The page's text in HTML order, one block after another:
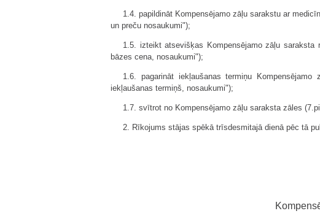
1.4. papildināt Kompensējamo zāļu sarakstu ar
un preču nosaukumi");
1.5. izteikt atsevišķas Kompensējamo zāļu saraksta
bāzes cena, nosaukumi");
1.6. pagarināt iekļaušanas termiņu
iekļaušanas termiņš, nosaukumi");
1.7. svītrot no Kompensējamo zāļu saraksta zāles
2. Rīkojums stājas spēkā trīsdesmitajā dienā pēc tā